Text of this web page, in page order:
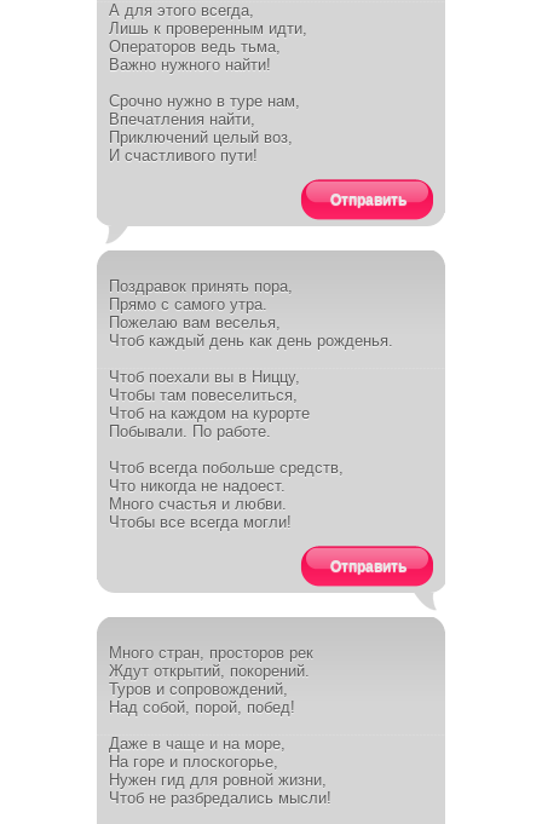
А для этого всегда,
Лишь к проверенным идти,
Операторов ведь тьма,
Важно нужного найти!
Срочно нужно в туре нам,
Впечатления найти,
Приключений целый воз,
И счастливого пути!
Отправить
Поздравок принять пора,
Прямо с самого утра.
Пожелаю вам веселья,
Чтоб каждый день как день рожденья.
Чтоб поехали вы в Ниццу,
Чтобы там повеселиться,
Чтоб на каждом на курорте
Побывали. По работе.
Чтоб всегда побольше средств,
Что никогда не надоест.
Много счастья и любви.
Чтобы все всегда могли!
Отправить
Много стран, просторов рек
Ждут открытий, покорений.
Туров и сопровождений,
Над собой, порой, побед!
Даже в чаще и на море,
На горе и плоскогорье,
Нужен гид для ровной жизни,
Чтоб не разбредались мысли!